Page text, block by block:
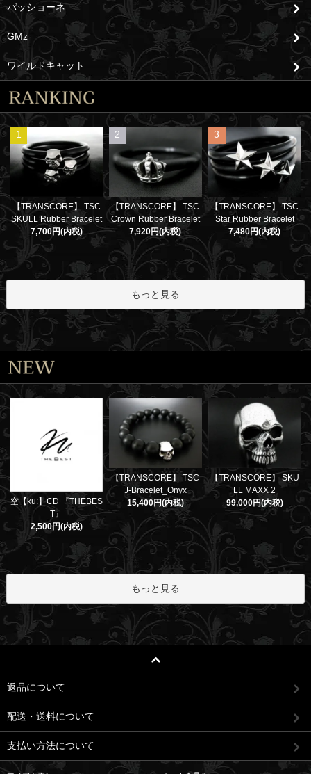
パッショーネ
GMz
ワイルドキャット
1
【TRANSCORE】 TSC
SKULL Rubber Bracelet
7,700円(内税)
2
【TRANSCORE】 TSC
Crown Rubber Bracelet
7,920円(内税)
3
【TRANSCORE】 TSC
Star Rubber Bracelet
7,480円(内税)
もっと見る
空【ku:】CD 『THEBES
T』
2,500円(内税)
【TRANSCORE】 TSC
J-Bracelet_Onyx
15,400円(内税)
【TRANSCORE】 SKU
LL MAXX 2
99,000円(内税)
もっと見る
返品について
配送・送料について
支払い方法について